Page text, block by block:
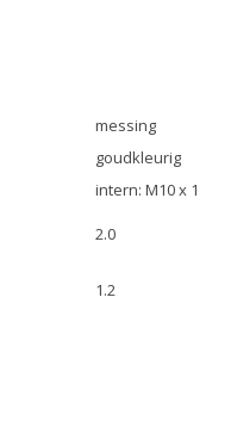
messing
goudkleurig
intern: M10 x 1
2.0
1.2